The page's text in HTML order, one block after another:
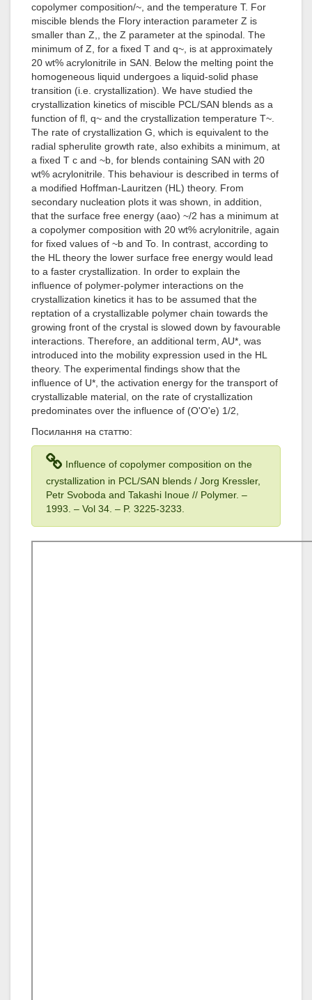
copolymer composition/~, and the temperature T. For
miscible blends the Flory interaction parameter Z is
smaller than Z,, the Z parameter at the spinodal. The
minimum of Z, for a fixed T and q~, is at approximately
20 wt% acrylonitrile in SAN. Below the melting point the
homogeneous liquid undergoes a liquid-solid phase
transition (i.e. crystallization). We have studied the
crystallization kinetics of miscible PCL/SAN blends as a
function of fl, q~ and the crystallization temperature T~.
The rate of crystallization G, which is equivalent to the
radial spherulite growth rate, also exhibits a minimum, at
a fixed T c and ~b, for blends containing SAN with 20
wt% acrylonitrile. This behaviour is described in terms of
a modified Hoffman-Lauritzen (HL) theory. From
secondary nucleation plots it was shown, in addition,
that the surface free energy (aao) ~/2 has a minimum at
a copolymer composition with 20 wt% acrylonitrile, again
for fixed values of ~b and To. In contrast, according to
the HL theory the lower surface free energy would lead
to a faster crystallization. In order to explain the
influence of polymer-polymer interactions on the
crystallization kinetics it has to be assumed that the
reptation of a crystallizable polymer chain towards the
growing front of the crystal is slowed down by favourable
interactions. Therefore, an additional term, AU*, was
introduced into the mobility expression used in the HL
theory. The experimental findings show that the
influence of U*, the activation energy for the transport of
crystallizable material, on the rate of crystallization
predominates over the influence of (O'O'e) 1/2,
Посилання на статтю:
Influence of copolymer composition on the
crystallization in PCL/SAN blends / Jorg Kressler,
Petr Svoboda and Takashi Inoue // Polymer. –
1993 . – Vol 34 . – P. 3225-3233.